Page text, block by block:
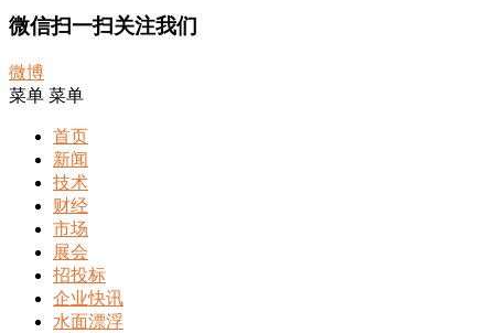
微信扫一扫关注我们
微博
菜单 菜单
首页
新闻
技术
财经
市场
展会
招投标
企业快讯
水面漂浮